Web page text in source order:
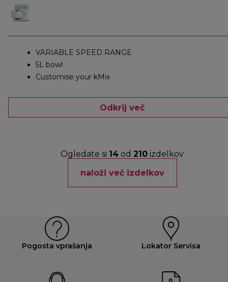
VARIABLE SPEED RANGE
5L bowl
Customise your kMix
Odkrij več
Ogledate si 14 od 210 izdelkov
naloži več izdelkov
Pogosta vprašanja Lokator Servisa